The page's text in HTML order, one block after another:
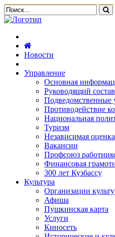
Новости
Управление
Основная
Руководящий состав
Подведомственные
Противодействие
Национальная
Туризм
Независимая оценка
Вакансии
Профсоюз
Финансовая
300 лет Кузбассу
Культура
Организации
Афиша
Пушкинская карта
Услуги
Киносеть